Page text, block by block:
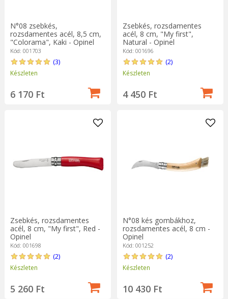
N°08 zsebkés,
rozsdamentes acél, 8,5 cm,
"Colorama", Kaki - Opinel
Kód: 001703
(3)
Készleten
6 170 Ft
Zsebkés, rozsdamentes
acél, 8 cm, "My first",
Natural - Opinel
Kód: 001696
(2)
Készleten
4 450 Ft
Zsebkés, rozsdamentes
acél, 8 cm, "My first", Red -
Opinel
Kód: 001698
(2)
Készleten
5 260 Ft
N°08 kés gombákhoz,
rozsdamentes acél, 8 cm -
Opinel
Kód: 001252
(2)
Készleten
10 430 Ft